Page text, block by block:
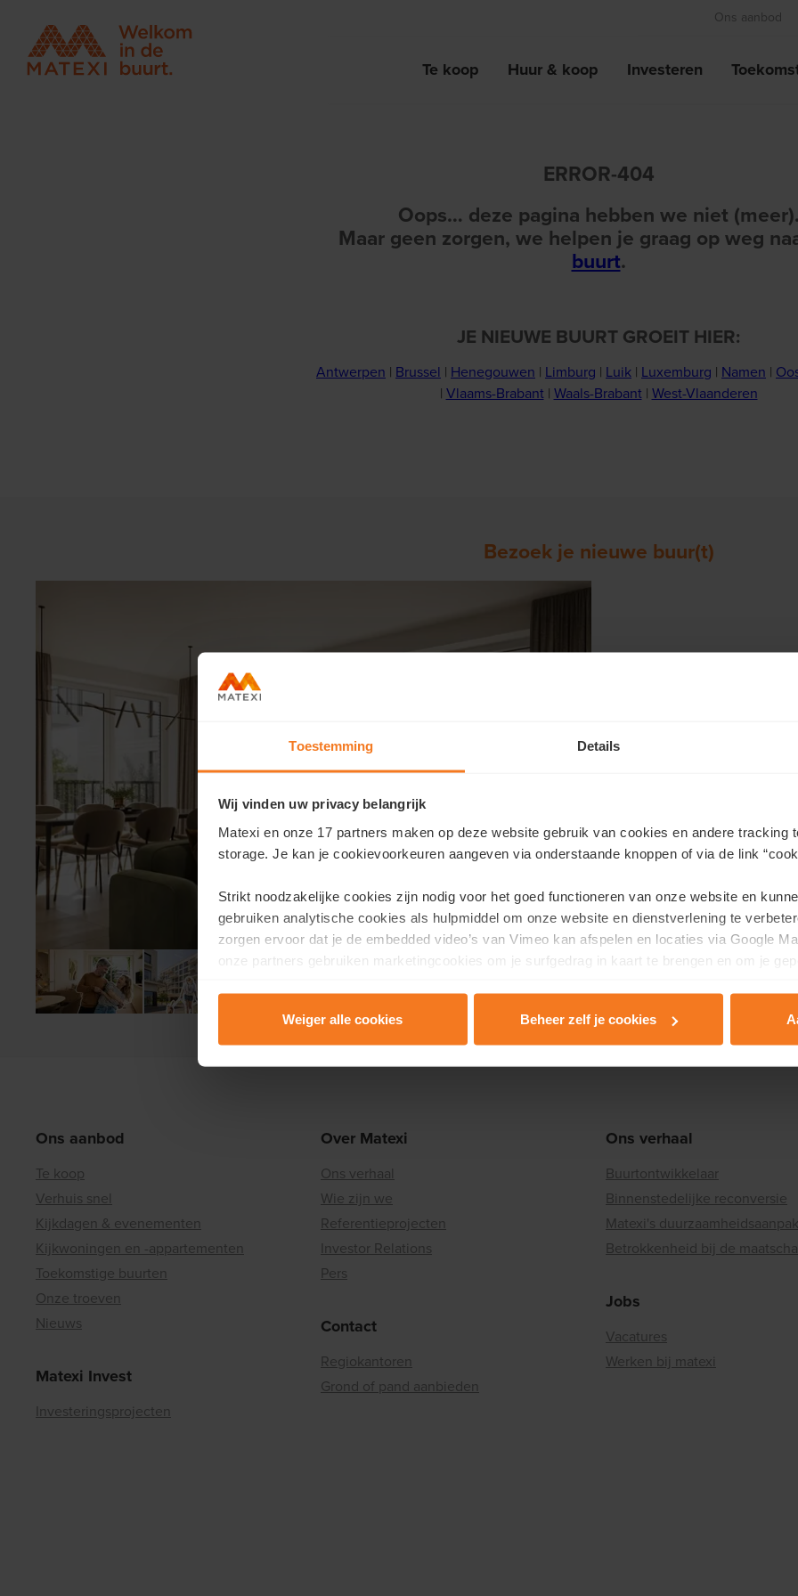
Toestemming Details
Wij vinden uw privacy belangrijk
Matexi en onze 17 partners maken op deze website gebruik van cookies en andere tracking
storage. Je kan je cookievoorkeuren aangeven via onderstaande knoppen of via de link
Strikt noodzakelijke cookies zijn nodig voor het goed functioneren van onze website en
gebruiken analytische cookies als hulpmiddel om onze website en dienstverlening te
zorgen ervoor dat je de embedded video’s van Vimeo kan afspelen en locaties via Google
onze partners gebruiken marketingcookies om je surfgedrag in kaart te brengen en om je
Lees er meer over in onzePrivacy & Cookie Policy.
Weiger alle cookies Beheer zelf je cookies
Ons aanbod
Te koop Huur & koop Investeren
ERROR-404
Oops… deze pagina hebben we niet (meer).
Maar geen zorgen, we helpen je graag op weg
buurt.
JE NIEUWE BUURT GROEIT HIER:
Antwerpen | Brussel | Henegouwen | Limburg | Luik | Luxemburg | Namen |
| Vlaams-Brabant | Waals-Brabant | West-Vlaanderen
Bezoek je nieuwe buur(t)
In onzekijkwoningen en
in een Matexi‑buurt te
Onze medewerkers nemen
zonder verplichtingen.
Ontdek onze evenementen
Ons aanbod
Te koop
Verhuis snel
Kijkdagen & evenementen
Kijkwoningen en -appartementen
Toekomstige buurten
Onze troeven
Nieuws
Matexi Invest
Investeringsprojecten
Over Matexi
Ons verhaal
Wie zijn we
Referentieprojecten
Investor Relations
Pers
Contact
Regiokantoren
Grond of pand aanbieden
Ons verhaal
Buurtontwikkelaar
Binnenstedelijke reconversie
Matexi's duurzaamheidsaanpak
Betrokkenheid bij de
Jobs
Vacatures
Werken bij matexi